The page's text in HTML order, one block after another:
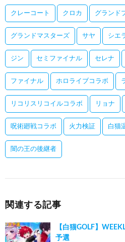
クレーコート クロカ グランド
グランドマスターズ サヤ シエ
ジン セミファイナル セレナ
ファイナル ホロライブコラボ
リコリスリコイルコラボ リョナ
呪術廻戦コラボ 火力検証 白猫
闇の王の後継者
関連する記事
【白猫GOLF】
予選